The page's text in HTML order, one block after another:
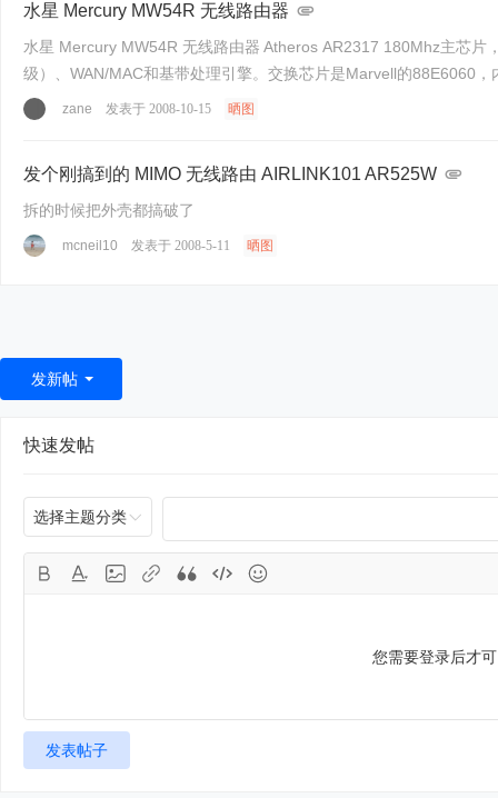
水星 Mercury MW54R 无线路由器
水星 Mercury MW54R 无线路由器 Atheros AR2317 180Mhz主芯
级）、WAN/MAC和基带处理引擎。交换芯片是Marvell的88E6060
zane 发表于 2008-10-15 晒图
发个刚搞到的 MIMO 无线路由 AIRLINK101 AR525W
拆的时候把外壳都搞破了
mcneil10 发表于 2008-5-11 晒图
发新帖
快速发帖
选择主题分类
您需要登录后才
发表帖子